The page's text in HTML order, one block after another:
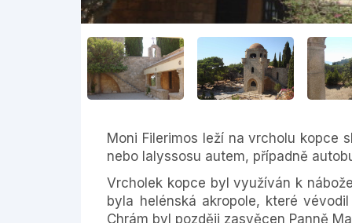
Moni Filerimos leží na vrcholu kopce
nebo Ialyssosu autem, případně
Vrcholek kopce byl využíván k
byla helénská akropole, které
Chrám byl později zasvěcen Panně